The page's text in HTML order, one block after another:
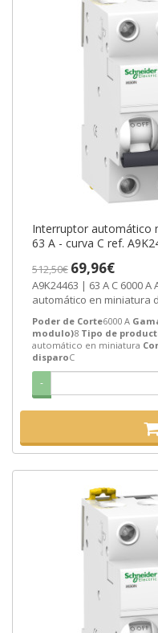
Interruptor automático
63 A - curva C ref.
512,50€ 69,96€
A9K24463 | 63 A C 6000 A Acti 9 iK60 Acti 9 8 Interruptor
automático en miniatura
Poder de Corte6000 A
modulo)8 Tipo de
automático en miniatura
disparoC
-